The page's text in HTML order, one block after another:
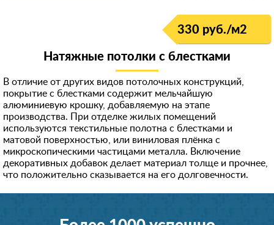
330 руб./м2
Натяжные потолки с блестками
В отличие от других видов потолочных конструкций,
покрытие с блестками содержит мельчайшую
алюминиевую крошку, добавляемую на этапе
производства. При отделке жилых помещений
используются текстильные полотна с блестками и
матовой поверхностью, или виниловая плёнка с
микроскопическими частицами металла. Включение
декоративных добавок делает материал толще и прочнее,
что положительно сказывается на его долговечности.